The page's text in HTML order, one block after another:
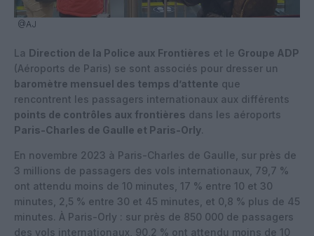
@AJ
La Direction de la Police aux Frontières et le Groupe ADP
(Aéroports de Paris) se sont associés pour dresser un
baromètre mensuel des temps d’attente que
rencontrent les passagers internationaux aux différents
points de contrôles aux frontières dans les aéroports
Paris-Charles de Gaulle et Paris-Orly.
En novembre 2023 à Paris-Charles de Gaulle, sur près de
3 millions de passagers des vols internationaux, 79,7 %
ont attendu moins de 10 minutes, 17 % entre 10 et 30
minutes, 2,5 % entre 30 et 45 minutes, et 0,8 % plus de 45
minutes. À Paris-Orly : sur près de 850 000 de passagers
des vols internationaux, 90,2 % ont attendu moins de 10